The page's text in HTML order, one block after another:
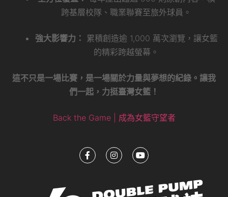
跨基層校隊、職業聯賽至旅外球員。
強大影響力：
累積創造逾 1,000 萬次瀏覽，讓女籃
的精彩跨越螢幕。
這不只是一場比賽，是一場關於力量與夢想的紀錄。讓我
們一起，力挺臺灣女籃！
Back the Game | 成為女籃守望者